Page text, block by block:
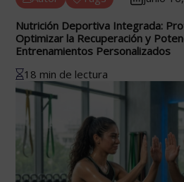
Nutrición Deportiva Integrada:
Optimizar la Recuperación y
Entrenamientos Personalizados
18 min de lectura